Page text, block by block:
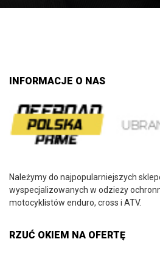
INFORMACJE O NAS
Należymy do najpopularniejszych
wyspecjalizowanych w odzieży
motocyklistów enduro, cross i ATV.
RZUĆ OKIEM NA OFERTĘ